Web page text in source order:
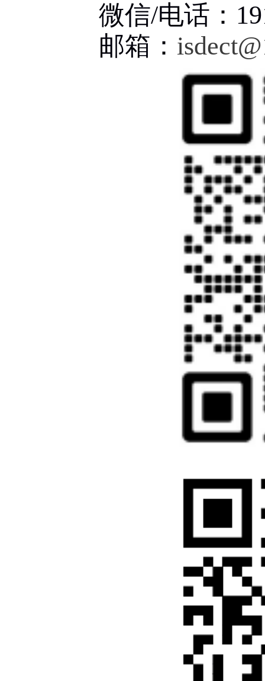
微信/电话：
邮箱： isdect